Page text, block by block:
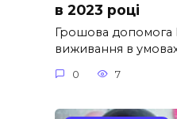
в 2023 році
Грошова
виживання в
0 7